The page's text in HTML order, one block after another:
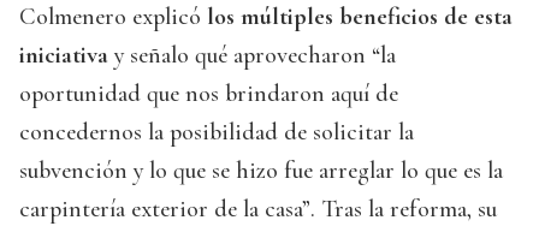
Colmenero explicó los múltiples beneficios de esta
iniciativa y señalo qué aprovecharon “la
oportunidad que nos brindaron aquí de
concedernos la posibilidad de solicitar la
subvención y lo que se hizo fue arreglar lo que es la
carpintería exterior de la casa”. Tras la reforma, su